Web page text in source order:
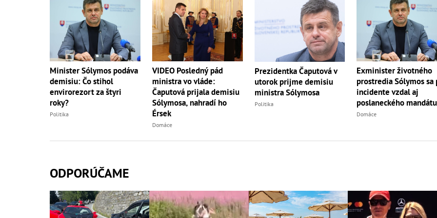
Minister Sólymos podáva
demisiu: Čo stihol
envirorezort za štyri
roky?
Politika
VIDEO Posledný pád
ministra vo vláde:
Čaputová prijala demisiu
Sólymosa, nahradí ho
Érsek
Domáce
Prezidentka Čaputová v
utorok prijme demisiu
ministra Sólymosa
Politika
Exminister životného
prostredia Sólymos sa
incidente vzdal aj
poslaneckého mandátu
Domáce
ODPORÚČAME